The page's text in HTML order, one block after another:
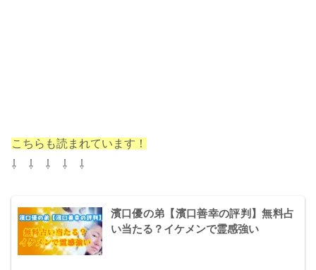
こちらも読まれています！
⇩ ⇩ ⇩ ⇩ ⇩
濱口優の弟【濱口善幸の評判】無料占
い当たる？イケメンで霊感強い